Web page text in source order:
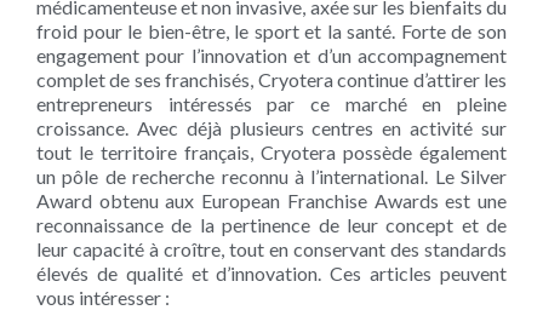
médicamenteuse et non invasive, axée sur les bienfaits du
froid pour le bien-être, le sport et la santé. Forte de son
engagement pour l’innovation et d’un accompagnement
complet de ses franchisés, Cryotera continue d’attirer les
entrepreneurs intéressés par ce marché en pleine
croissance. Avec déjà plusieurs centres en activité sur
tout le territoire français, Cryotera possède également
un pôle de recherche reconnu à l’international. Le Silver
Award obtenu aux European Franchise Awards est une
reconnaissance de la pertinence de leur concept et de
leur capacité à croître, tout en conservant des standards
élevés de qualité et d’innovation. Ces articles peuvent
vous intéresser :